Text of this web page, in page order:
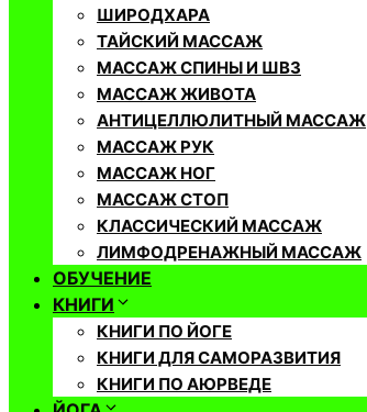
ШИРОДХАРА
ТАЙСКИЙ МАССАЖ
МАССАЖ СПИНЫ И ШВЗ
МАССАЖ ЖИВОТА
АНТИЦЕЛЛЮЛИТНЫЙ МАССАЖ
МАССАЖ РУК
МАССАЖ НОГ
МАССАЖ СТОП
КЛАССИЧЕСКИЙ МАССАЖ
ЛИМФОДРЕНАЖНЫЙ МАССАЖ
ОБУЧЕНИЕ
КНИГИ
КНИГИ ПО ЙОГЕ
КНИГИ ДЛЯ САМОРАЗВИТИЯ
КНИГИ ПО АЮРВЕДЕ